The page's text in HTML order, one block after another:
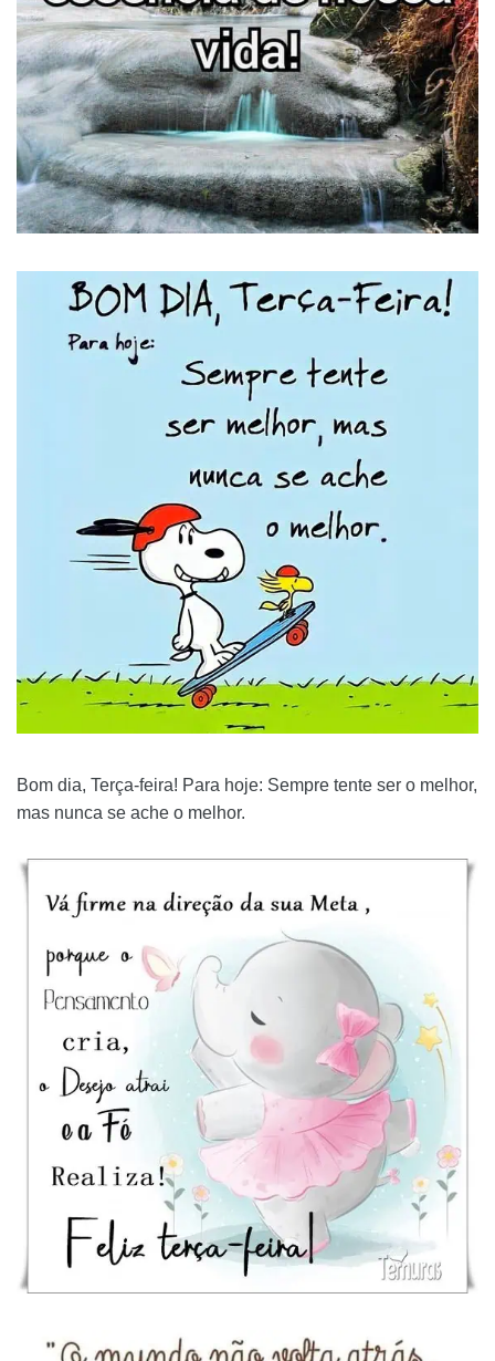
Bom dia, Terça-feira! Para hoje: Sempre tente ser o melhor,
mas nunca se ache o melhor.